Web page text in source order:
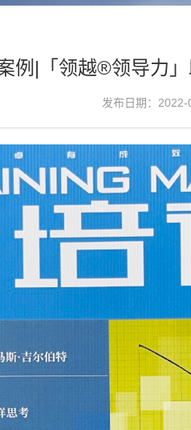
例|「领越®领导力
发布日期：2022-